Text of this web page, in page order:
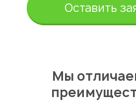
Оставить
Мы